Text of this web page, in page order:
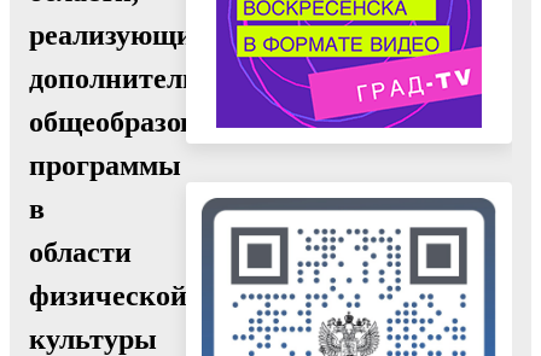
реализующих
дополнительные
общеобразовательные
программы
в
области
физической
культуры